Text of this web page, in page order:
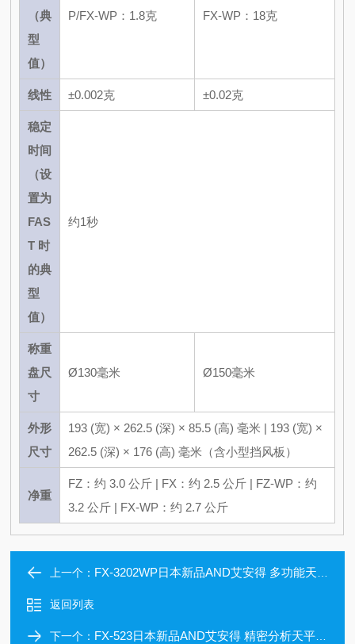
（典
型
值）
P/FX-WP：1.8克
FX-WP：18克
线性 ±0.002克 ±0.02克
稳定
时间
（设
置为
FAS
T 时
的典
型
值）
约1秒
称重
盘尺
寸
Ø130毫米 Ø150毫米
外形
尺寸
193 (宽) × 262.5 (深) × 85.5 (高) 毫米 | 193 (宽) ×
262.5 (深) × 176 (高) 毫米（含小型挡风板）
净重
FZ：约 3.0 公斤 | FX：约 2.5 公斤 | FZ-WP：约
3.2 公斤 | FX-WP：约 2.7 公斤
上一个： FX-3202WP日本新品AND艾安得 多功能天平
返回列表
下一个： FX-523日本新品AND艾安得 精密分析天平FX-5202